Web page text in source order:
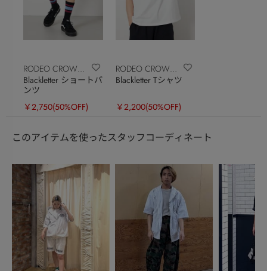
RODEO CROWNS
WIDE BOWL
Blackletter ショートパ
ンツ
￥2,750(50%OFF)
RODEO CROWNS
WIDE BOWL
Blackletter Tシャツ
￥2,200(50%OFF)
このアイテムを使ったスタッフコーディネート